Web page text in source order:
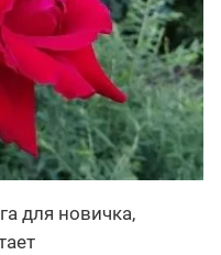
для новичка,